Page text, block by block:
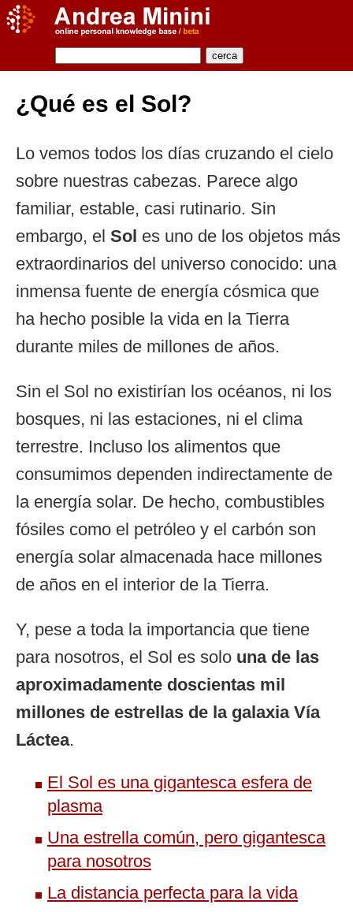
¿Qué es el Sol?
Lo vemos todos los días cruzando el cielo
sobre nuestras cabezas. Parece algo
familiar, estable, casi rutinario. Sin
embargo, el Sol es uno de los objetos más
extraordinarios del universo conocido: una
inmensa fuente de energía cósmica que
ha hecho posible la vida en la Tierra
durante miles de millones de años.
Sin el Sol no existirían los océanos, ni los
bosques, ni las estaciones, ni el clima
terrestre. Incluso los alimentos que
consumimos dependen indirectamente de
la energía solar. De hecho, combustibles
fósiles como el petróleo y el carbón son
energía solar almacenada hace millones
de años en el interior de la Tierra.
Y, pese a toda la importancia que tiene
para nosotros, el Sol es solo una de las
aproximadamente doscientas mil
millones de estrellas de la galaxia Vía
Láctea.
El Sol es una gigantesca esfera de
plasma
Una estrella común, pero gigantesca
para nosotros
La distancia perfecta para la vida